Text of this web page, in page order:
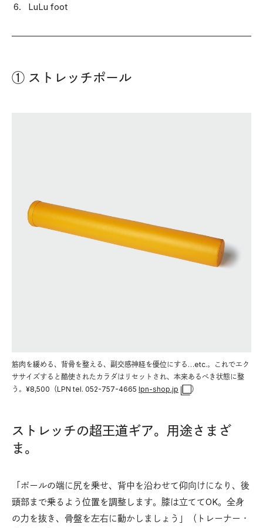
LuLu foot
① ストレッチポール
筋肉を緩める、背骨を整える、副交感神経を優位にする…etc.。これでエク
ササイズすると酷使されたカラダはリセットされ、本来あるべき状態に整
う。¥8,500（LPN tel. 052-757-4665 lpn-shop.jp ）
ストレッチの超王道ギア。用途さまざ
ま。
「ポールの端に尻を乗せ、背中を沿わせて仰向けになり、後
頭部まで乗るよう位置を調整します。膝は立ててOK。全身
の力を抜き、骨盤を左右に動かしましょう」（トレーナー・